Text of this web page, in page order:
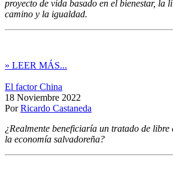
proyecto de vida basado en el bienestar, la
camino y la igualdad.
» LEER MÁS...
El factor China
18 Noviembre 2022
PorRicardo Castaneda
¿Realmente beneficiaría un tratado de
la economía salvadoreña?